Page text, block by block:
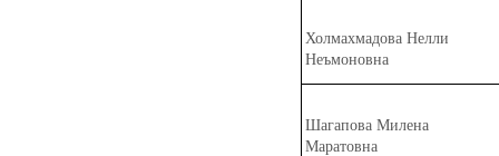
Холмахмадова Нелли
Неъмоновна
Шагапова Милена
Маратовна